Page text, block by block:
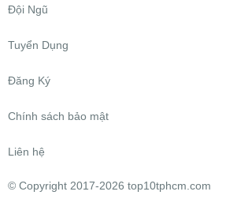
Đội Ngũ
Tuyển Dụng
Đăng Ký
Chính sách bảo mật
Liên hệ
© Copyright 2017-2026 top10tphcm.com